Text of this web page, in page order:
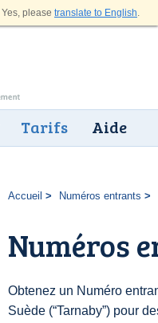
Yes, please translate to English.
Tarifs Aide
Accueil Numéros entrants
Numéros
Obtenez un Numéro
Suède (“Tarnaby”) pour